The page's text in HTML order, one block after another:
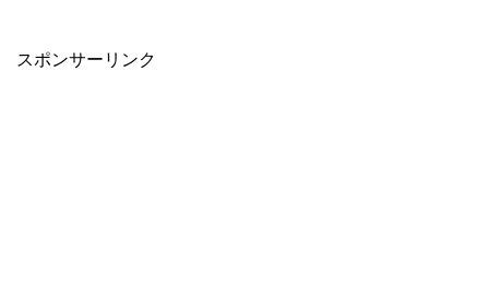
スポンサーリンク